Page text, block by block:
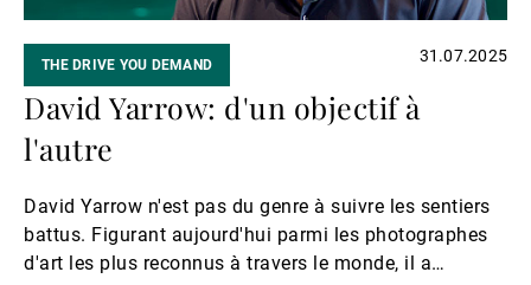
THE DRIVE YOU DEMAND 31.07.2025
David Yarrow: d'un objectif à
l'autre
David Yarrow n'est pas du genre à suivre les sentiers
battus. Figurant aujourd'hui parmi les photographes
d'art les plus reconnus à travers le monde, il a